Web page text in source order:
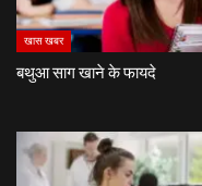
खास खबर
बथुआ साग खाने के फायदे